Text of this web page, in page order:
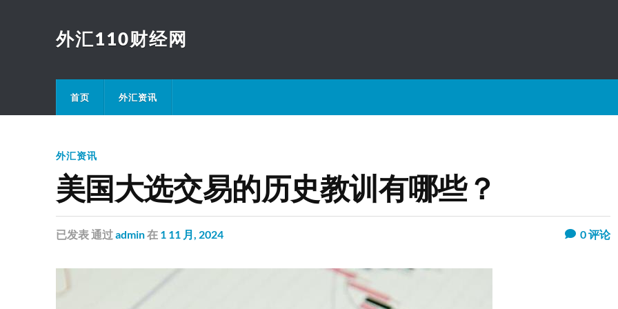
外汇110财经网
首页 外汇资讯
外汇资讯
美国大选交易的历史教训有哪些？
已发表通过admin在 1 11 月, 2024 0评论